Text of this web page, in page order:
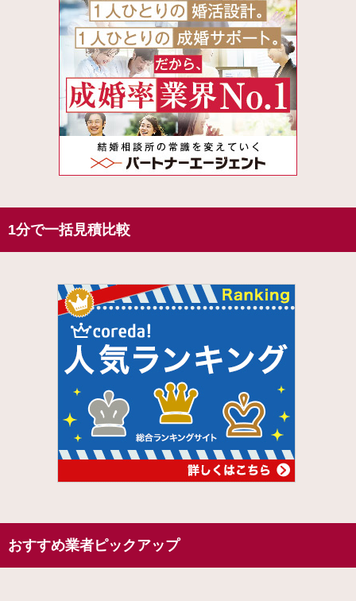
1分で一括見積比較
おすすめ業者ピックアップ